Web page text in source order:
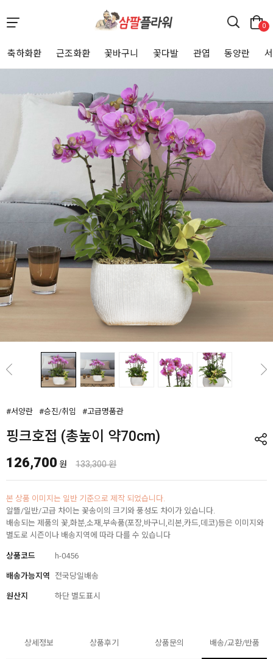
0
축하화환 근조화환 꽃바구니 꽃다발 관엽 동양란
#서양란 #승진/취임 #고급명품관
핑크호접 (총높이 약70cm)
126,700 원 133,300 원
본 상품 이미지는 일반 기준으로 제작 되었습니다.
알뜰/일반/고급 차이는 꽃송이의 크기와 풍성도 차이가 있습니다.
배송되는 제품의 꽃,화분,소재,부속품(포장,바구니,리본,카드,데코)등은 이미지와
별도로 시즌이나 배송지역에 따라 다를 수 있습니다
상품코드 h-0456
배송가능지역 전국당일배송
원산지 하단 별도표시
상세정보 상품후기 상품문의 배송/교환/반품